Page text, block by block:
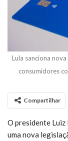
Lula sanciona
consumidores
Compartilhar
O presidente Luiz
uma nova